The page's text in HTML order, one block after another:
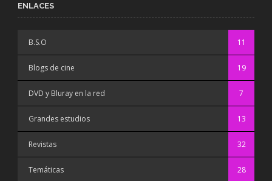
ENLACES
B.S.O 11
Blogs de cine 19
DVD y Bluray en la red 7
Grandes estudios 13
Revistas 32
Temáticas 28